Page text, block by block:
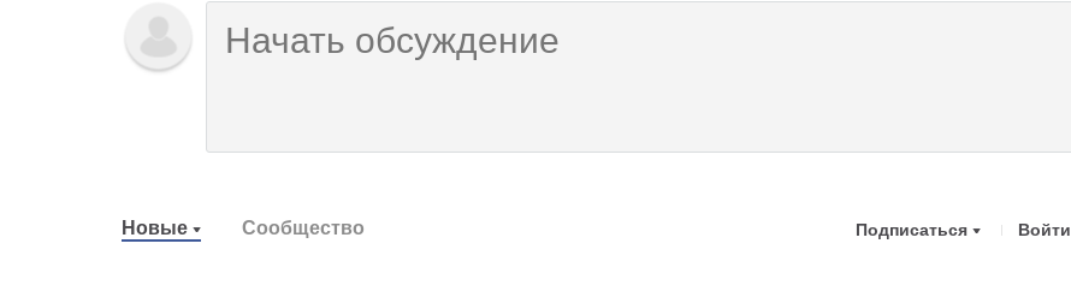
Новые Сообщество Подписаться Войти